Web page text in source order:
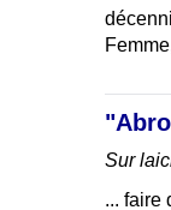
Sur
... faire